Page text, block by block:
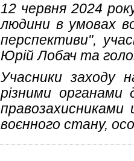
12 червня 2024
людини в умовах
перспективи",
Юрій Лобач та
Учасники заходу
різними органами
воєнного стану,